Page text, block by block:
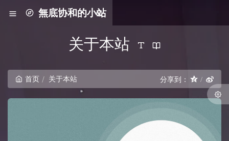
無底协和的小站
关于本站
首页 关于本站 分享到：